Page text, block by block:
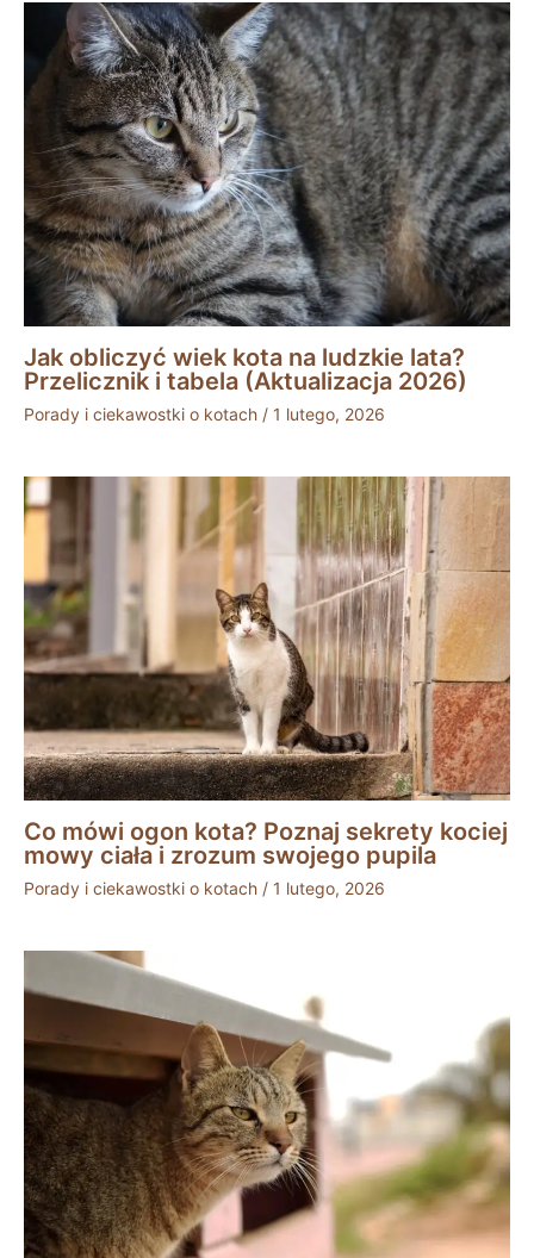
Jak obliczyć wiek kota na ludzkie lata?
Przelicznik i tabela (Aktualizacja 2026)
Porady i ciekawostki o kotach / 1 lutego, 2026
Co mówi ogon kota? Poznaj sekrety kociej
mowy ciała i zrozum swojego pupila
Porady i ciekawostki o kotach / 1 lutego, 2026